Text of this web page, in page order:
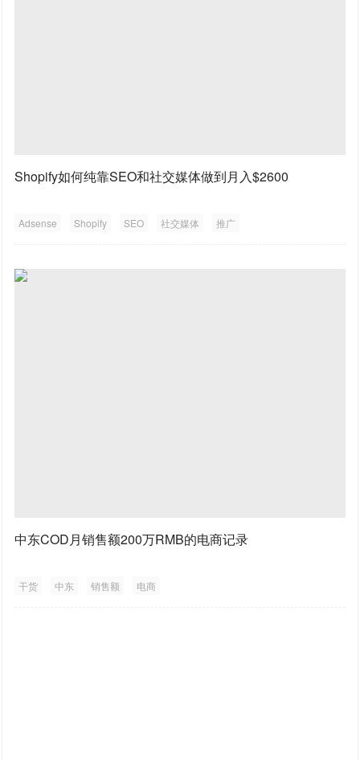
Shopify如何纯靠SEO和社交媒体做到月入$2600
Adsense Shopify SEO 社交媒体 推广
中东COD月销售额200万RMB的电商记录
干货 中东 销售额 电商